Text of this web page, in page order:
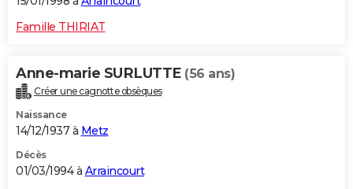
Famille THIRIAT
Anne-marie SURLUTTE (56 ans)
Créer une cagnotte obsèques
Naissance
14/12/1937 à Metz
Décès
01/03/1994 à Arraincourt